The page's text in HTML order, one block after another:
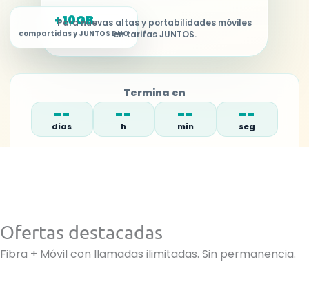
Para nuevas altas y portabilidades móviles
en tarifas JUNTOS.
+10GB
compartidas y JUNTOS DUO
Termina en
--
días
--
h
--
min
--
seg
Ofertas destacadas
Fibra + Móvil con llamadas ilimitadas. Sin permanencia.